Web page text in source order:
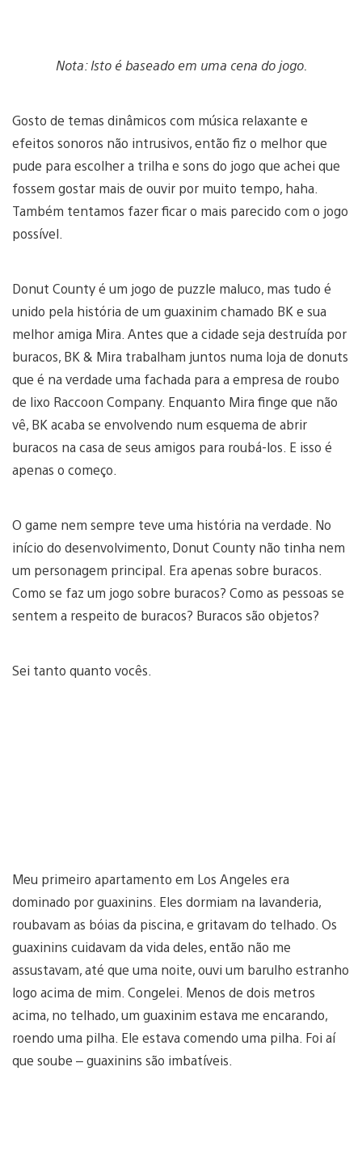
Nota: Isto é baseado em uma cena do jogo.
Gosto de temas dinâmicos com música relaxante e
efeitos sonoros não intrusivos, então fiz o melhor que
pude para escolher a trilha e sons do jogo que achei que
fossem gostar mais de ouvir por muito tempo, haha.
Também tentamos fazer ficar o mais parecido com o jogo
possível.
Donut County é um jogo de puzzle maluco, mas tudo é
unido pela história de um guaxinim chamado BK e sua
melhor amiga Mira. Antes que a cidade seja destruída por
buracos, BK & Mira trabalham juntos numa loja de donuts
que é na verdade uma fachada para a empresa de roubo
de lixo Raccoon Company. Enquanto Mira finge que não
vê, BK acaba se envolvendo num esquema de abrir
buracos na casa de seus amigos para roubá-los. E isso é
apenas o começo.
O game nem sempre teve uma história na verdade. No
início do desenvolvimento, Donut County não tinha nem
um personagem principal. Era apenas sobre buracos.
Como se faz um jogo sobre buracos? Como as pessoas se
sentem a respeito de buracos? Buracos são objetos?
Sei tanto quanto vocês.
Meu primeiro apartamento em Los Angeles era
dominado por guaxinins. Eles dormiam na lavanderia,
roubavam as bóias da piscina, e gritavam do telhado. Os
guaxinins cuidavam da vida deles, então não me
assustavam, até que uma noite, ouvi um barulho estranho
logo acima de mim. Congelei. Menos de dois metros
acima, no telhado, um guaxinim estava me encarando,
roendo uma pilha. Ele estava comendo uma pilha. Foi aí
que soube – guaxinins são imbatíveis.